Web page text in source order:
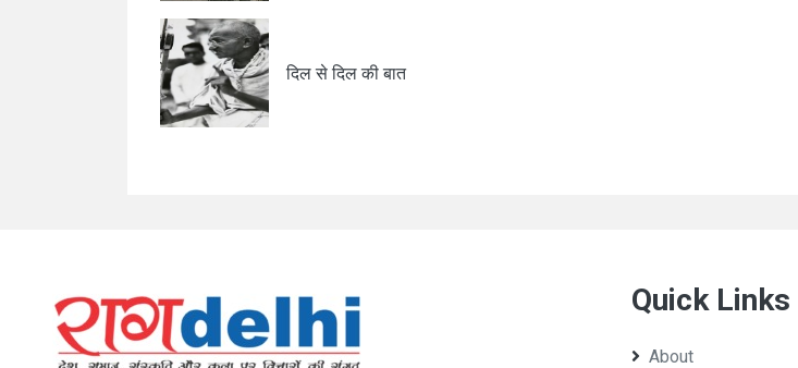
दिल से दिल की बात
Quick Links
About